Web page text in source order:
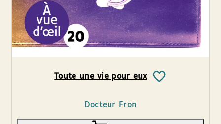
Toute une vie pour eux
Docteur Fron